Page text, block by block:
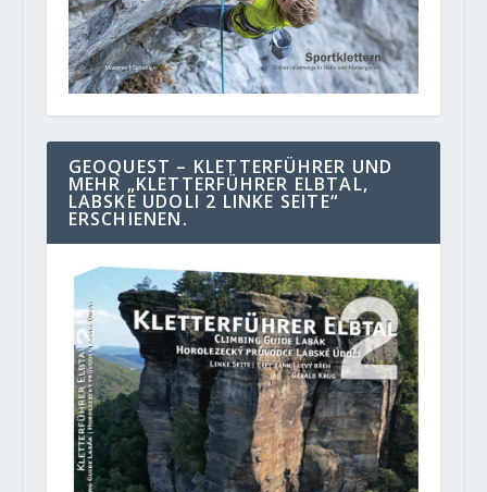
GEOQUEST – KLETTERFÜHRER UND
MEHR „KLETTERFÜHRER ELBTAL,
LABSKE UDOLI 2 LINKE SEITE“
ERSCHIENEN.